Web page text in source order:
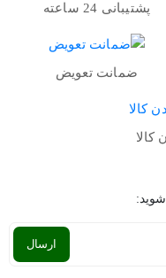
پشتیبانی 24 ساعته
ضمانت تعویض